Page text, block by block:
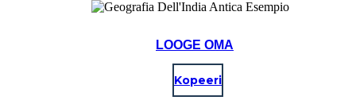
LOOGE OMA
Kopeeri